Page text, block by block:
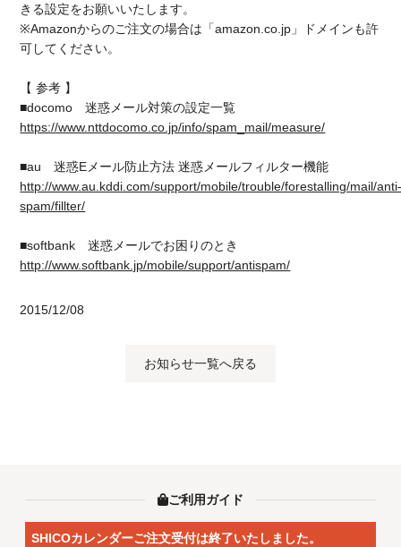
きる設定をお願いいたします。
※Amazonからのご注文の場合は「amazon.co.jp」ドメインも許
可してください。
【 参考 】
■docomo 迷惑メール対策の設定一覧
https://www.nttdocomo.co.jp/info/spam_mail/measure/
■au 迷惑Eメール防止方法 迷惑メールフィルター機能
http://www.au.kddi.com/support/mobile/trouble/forestalling/mail/
spam/fillter/
■softbank 迷惑メールでお困りのとき
http://www.softbank.jp/mobile/support/antispam/
2015/12/08
お知らせ一覧へ戻る
ご利用ガイド
SHICOカレンダーご注文受付は終了いたしました。